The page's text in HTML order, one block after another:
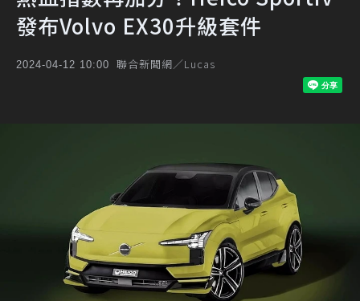
發布Volvo EX30升級套件
2024-04-12 10:00 聯合新聞網／Lucas